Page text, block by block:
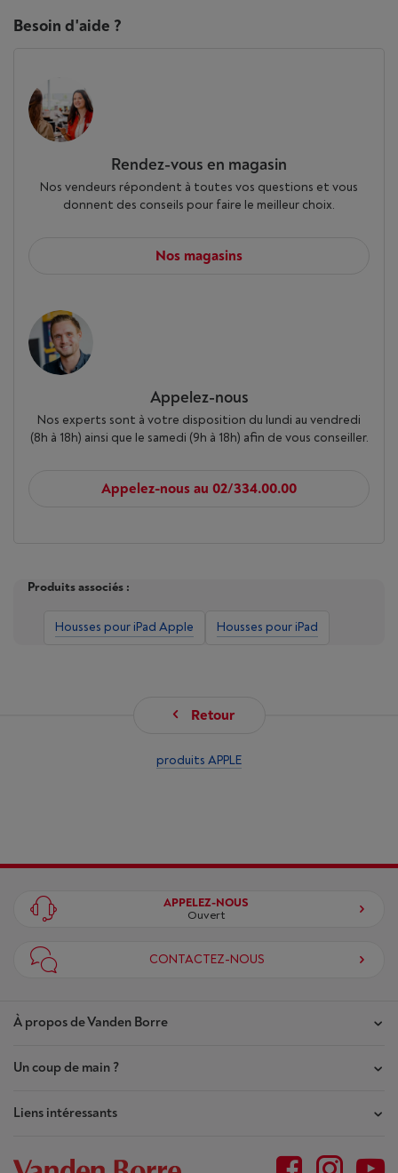
Besoin d'aide ?
Rendez-vous en magasin
Nos vendeurs répondent à toutes vos questions et vous
donnent des conseils pour faire le meilleur choix.
Nos magasins
Appelez-nous
Nos experts sont à votre disposition du lundi au vendredi
(8h à 18h) ainsi que le samedi (9h à 18h) afin de vous conseiller.
Appelez-nous au 02/334.00.00
Produits associés :
Housses pour iPad Apple Housses pour iPad
Retour
produits APPLE
À propos de Vanden Borre
Nos magasins
Contrat de Confiance
Plan du site
Un coup de main ?
Mes commandes
Liens intéressants
Outlet
APPELEZ-NOUS
Ouvert
CONTACTEZ-NOUS